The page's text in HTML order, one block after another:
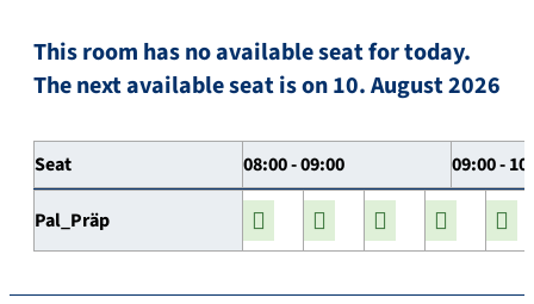
This room has no available seat for today.
The next available seat is on 10. August 2026
Seat 08:00 - 09:00 09:00 -
Pal_Präp